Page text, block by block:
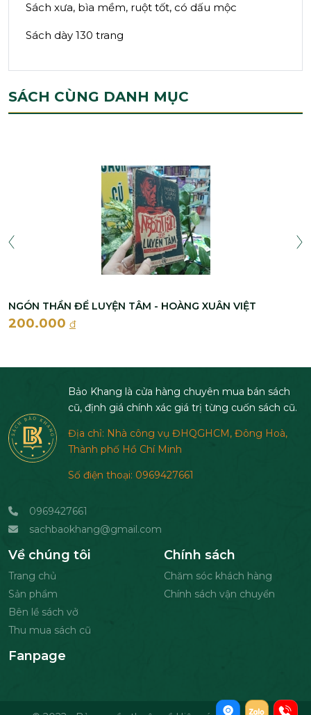
Sách xưa, bìa mềm, ruột tốt, có dấu mộc
Sách dày 130 trang
SÁCH CÙNG DANH MỤC
NGÓN THẦN ĐỂ LUYỆN TÂM - HOÀNG XUÂN VIỆT
200.000 đ
Bảo Khang là cửa hàng chuyên mua bán sách
cũ, định giá chính xác giá trị từng cuốn sách cũ.
Địa chỉ: Nhà công vụ ĐHQGHCM, Đông Hoà,
Thành phố Hồ Chí Minh
Số điện thoại: 0969427661
0969427661
sachbaokhang@gmail.com
Về chúng tôi
Trang chủ
Sản phẩm
Bên lề sách vở
Thu mua sách cũ
Chính sách
Chăm sóc khách hàng
Chính sách vận chuyển
Fanpage